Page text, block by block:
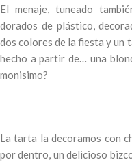
El menaje, tuneado
dorados de plástico,
dos colores de la fiesta y un
hecho a partir de… una
monisimo?
La tarta la decoramos con
por dentro, un delicioso